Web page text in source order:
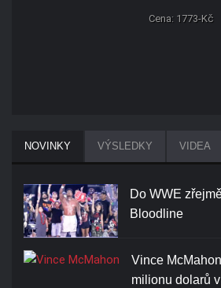
Cena: 1773-Kč
NOVINKY VÝSLEDKY VIDEA
Do WWE
Bloodline
Vince
milionu dolarů